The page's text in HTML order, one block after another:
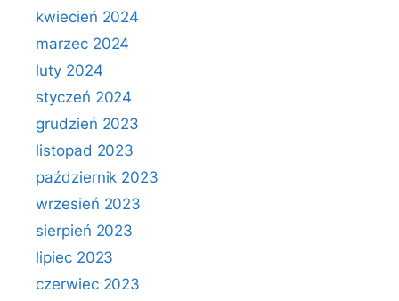
kwiecień 2024
marzec 2024
luty 2024
styczeń 2024
grudzień 2023
listopad 2023
październik 2023
wrzesień 2023
sierpień 2023
lipiec 2023
czerwiec 2023